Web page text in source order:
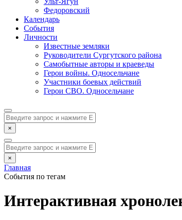
Федоровский
Календарь
События
Личности
Известные земляки
Руководители Сургутского района
Самобытные авторы и краеведы
Герои войны. Односельчане
Участники боевых действий
Герои СВО. Односельчане
×
×
Главная
События по тегам
Интерактивная